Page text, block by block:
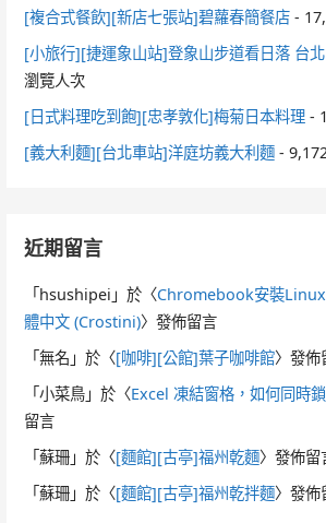
[複合式餐飲][新店七張站]碧蘿春簡餐店 -
[小旅行][捷運象山站]登象山步道看日落 台
瀏覽人次
[日式料理吃到飽][忠孝敦化]梅菊日本料理 -
[義大利麵][台北車站]洋庭坊義大利麵 -
近期留言
「hsushipei 」於〈Chromebook安裝
體中文 (Crostini)〉發佈留言
「無名 」於〈[咖啡][公館]葉子咖啡館〉發佈
「小菜鳥 」於〈Excel 凍結窗格，如何同時
留言
「蘇珊 」於〈[麵館][古亭]福州乾麵〉發佈留
「蘇珊 」於〈[麵館][古亭]福州乾拌麵〉發佈